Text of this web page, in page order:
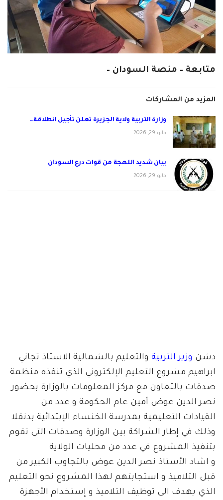
متابعة – منصة السودان –
المزيد من المشاركات
وزارة التربية ولاية الجزيرة تعلن تأجيل انطلاقة…
مايو 29, 2026
بيان شديد اللهجة من قوات درع السودان
مايو 29, 2026
دشن وزير التربية والتعليم بالشمالية الاستاذ تجاني
ابراهيم مشروع التعليم الإلكتروني الذي تنفذه منظمة
صدقات بالتعاون مع مركز المعلومات بالوزارة بحضور
نصر الدين عوض أمين عام الحكومة و عدد من
القيادات التعليمية بمدرسة الخنساء الإبتدائية بدنقلا
وذلك في إطار الشراكة بين الوزارة وصدقات التي تقوم
بتنفيذ المشروع في عدد من محليات الولاية
و اشاد الأستاذ نصر الدين عوض بالتجاوب الكبير من
قبل التلاميذ و استجابتهم لهذا المشروع نحو التعليم
الذي يهدف الى توظيف التلاميذ و إستخدام الأجهزة